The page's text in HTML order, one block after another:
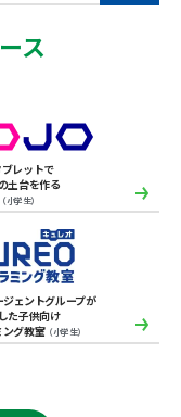
ス
ブレットで
土台を作る
（小学生）
ジェントグループが
た子供向け
ング教室（小学生）